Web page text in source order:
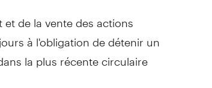
de la vente des actions
à l'obligation de détenir un
la plus récente circulaire